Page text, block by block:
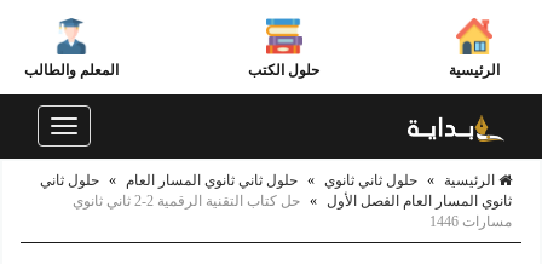
الرئيسية حلول الكتب المعلم والطالب
Toggle
الرئيسية » حلول ثاني ثانوي » حلول ثاني ثانوي المسار العام » حلول ثاني
ثانوي المسار العام الفصل الأول »
حل كتاب التقنية الرقمية 2-2 ثاني ثانوي
مسارات 1446